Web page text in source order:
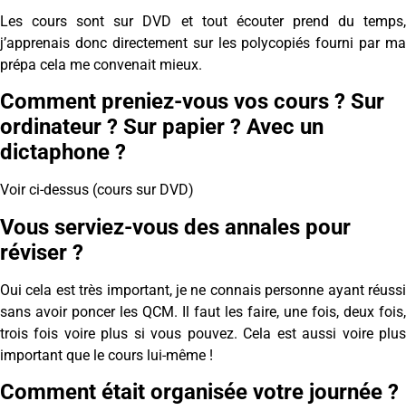
Les cours sont sur DVD et tout écouter prend du temps,
j’apprenais donc directement sur les polycopiés fourni par ma
prépa cela me convenait mieux.
Comment preniez-vous vos cours ? Sur
ordinateur ? Sur papier ? Avec un
dictaphone ?
Voir ci-dessus (cours sur DVD)
Vous serviez-vous des annales pour
réviser ?
Oui cela est très important, je ne connais personne ayant réussi
sans avoir poncer les QCM. Il faut les faire, une fois, deux fois,
trois fois voire plus si vous pouvez. Cela est aussi voire plus
important que le cours lui-même !
Comment était organisée votre journée ?